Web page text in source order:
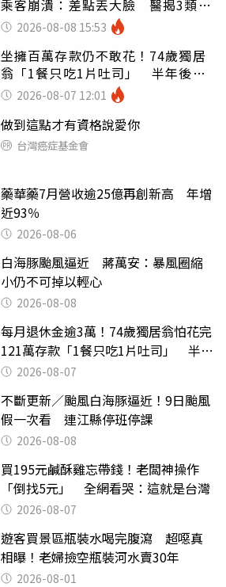
乘客崩潰：差點丟大臉 醫揭3類人
別亂喝
2026-08-08 15:53
坐擁百萬存款仍不敢花！74歲獨居
翁「1餐只吃1片吐司」 半年後暴
瘦嚇壞女兒
2026-08-07 12:01
做到這點才有資格說愛你
台灣癌症基金會
藥華藥7月營收逾25億再創新高 年增
近93％
2026-08-06
白海豚颱風逼近 蔣萬安：暴風圈縮
小仍不可掉以輕心
2026-08-08
每月退休金逾3萬！74歲獨居翁怕花完
121萬存款「1餐只吃1片吐司」 半年
後暴瘦嚇壞女兒
2026-08-07
不斷更新／颱風白海豚逼近！9日颱風
假一次看 連江縣停班停課
2026-08-08
買195元鹹酥雞忘帶錢！老闆神操作
「倒找5元」 全網看哭：這就是台灣
2026-08-07
遊客買景區瓶裝水喝完腹瀉 超噁真
相曝！老婦撿空瓶裝河水賣30年
2026-08-01